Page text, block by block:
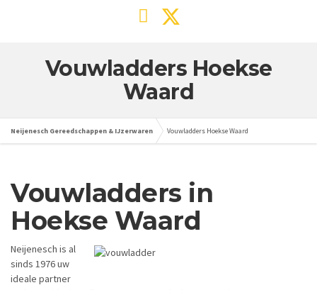
Vouwladders Hoekse
Waard
Neijenesch Gereedschappen & IJzerwaren Vouwladders Hoekse Waard
Vouwladders in
Hoekse Waard
Neijenesch is al
sinds 1976 uw
ideale partner